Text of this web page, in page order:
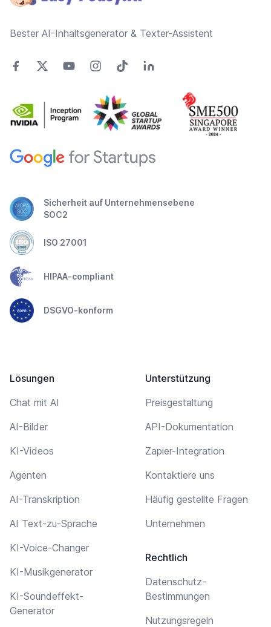
Bester AI-Inhaltsgenerator & Texter-Assistent
Sicherheit auf Unternehmensebene
SOC2
ISO 27001
HIPAA-compliant
DSGVO-konform
Lösungen
Chat mit AI
AI-Bilder
KI-Videos
Agenten
AI-Transkription
AI Text-zu-Sprache
KI-Voice-Changer
KI-Musikgenerator
KI-Soundeffekt-
Generator
Unterstützung
Preisgestaltung
API-Dokumentation
Zapier-Integration
Kontaktiere uns
Häufig gestellte Fragen
Unternehmen
Rechtlich
Datenschutz-
Bestimmungen
Nutzungsregeln